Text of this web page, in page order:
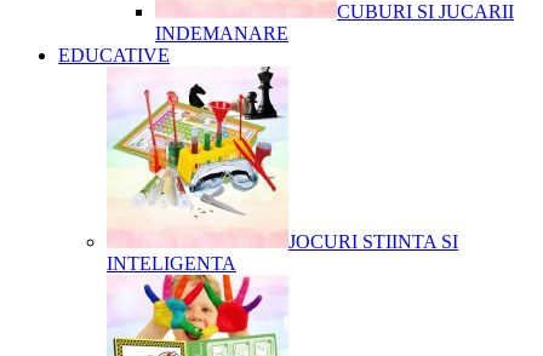
CUBURI SI JUCARII
INDEMANARE
EDUCATIVE
JOCURI STIINTA SI
INTELIGENTA